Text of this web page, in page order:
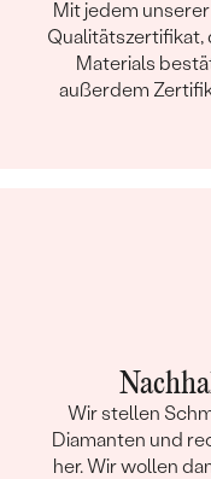
Mit jedem
Qualitätszertifikat,
Materials
außerdem
Wir stellen
Diamanten und
her. Wir wollen